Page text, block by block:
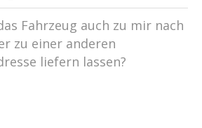
Fahrzeug auch zu mir nach
zu einer anderen
liefern lassen?